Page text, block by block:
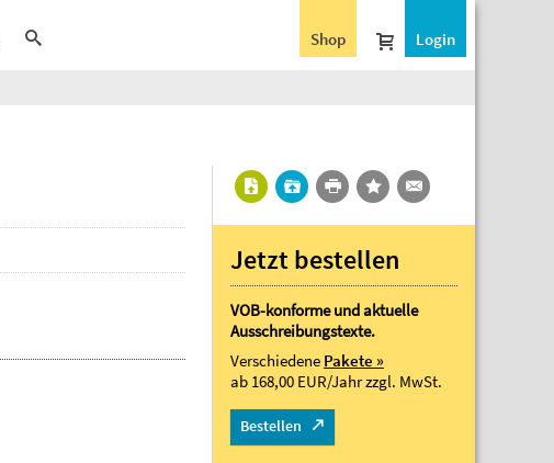
Login
Shop
Jetzt bestellen
VOB-konforme und aktuelle
Ausschreibungstexte.
Verschiedene Pakete »
ab 168,00 EUR/Jahrzzgl. MwSt.
Bestellen